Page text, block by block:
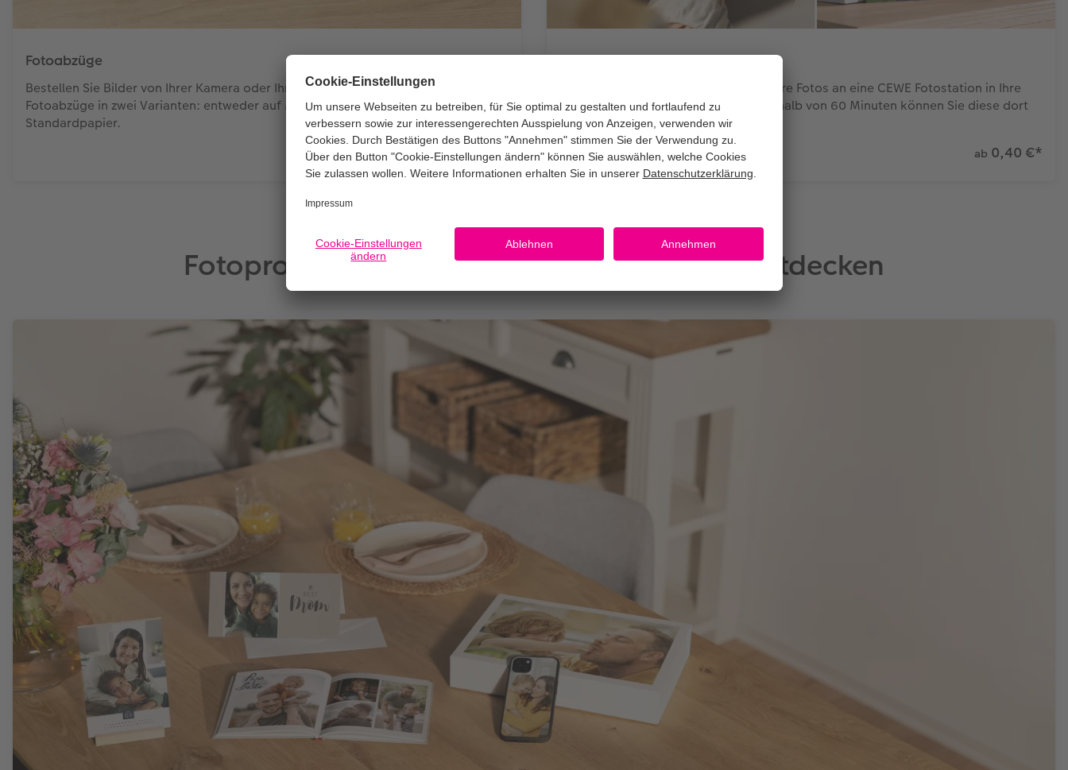
Fotoabzüge
Bestellen Sie Bilder von Ihrer Kamera oder Ihrem Smartphone. Wir entwickeln Ihre
Fotoabzüge in zwei Varianten: entweder auf Marken-Premiumpapier oder auf
Standardpapier.
ab0,10 € *
Express-Foto bestellen
Nach der Online-Bestellung werden Ihre Fotos an eine CEWE Fotostation in Ihre
BIPA Wunsch-Filiale übermittelt. Innerhalb von 60 Minuten können Sie diese dort
ausdrucken und direkt mitnehmen.
ab 0,40 €*
Fotoprodukte von CEWE im BIPA Fotoshop entdecken